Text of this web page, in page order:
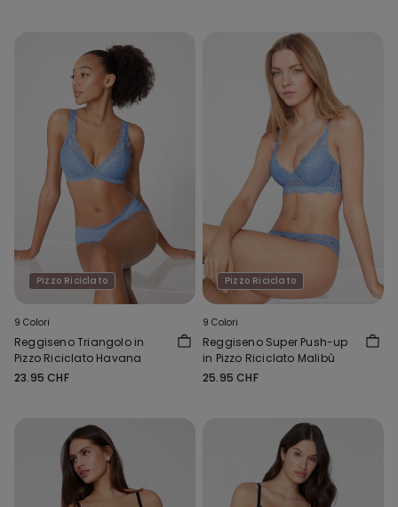
Pizzo Riciclato
9 Colori
Reggiseno Triangolo in
Pizzo Riciclato Havana
23.95 CHF
Pizzo Riciclato
9 Colori
Reggiseno Super Push-up
in Pizzo Riciclato Malibù
25.95 CHF